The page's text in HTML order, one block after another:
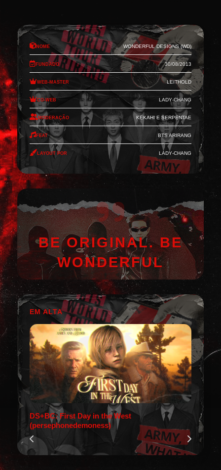
Nome Wonderful Designs (WD)
Fundado 30/08/2013
Web-Master Leithold
Co-Web Lady-Chang
Moderação Kekahi e Serpentae
Feat BTS Arirang
Layout por Lady-Chang
BE ORIGINAL. BE
WONDERFUL
EM ALTA
DS+BC: First Day in the West
(persephonedemoness)